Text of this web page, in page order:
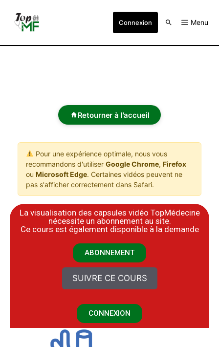
Connexion Menu
Retourner à l'accueil
Pour une expérience optimale, nous vous
recommandons d'utiliser Google Chrome, Firefox
ou Microsoft Edge. Certaines vidéos peuvent ne
pas s'afficher correctement dans Safari.
La visualisation des capsules vidéo TopMédecine
nécessite un abonnement au site.
​Ce cours est également disponible à la demande
ABONNEMENT
SUIVRE CE COURS
CONNEXION